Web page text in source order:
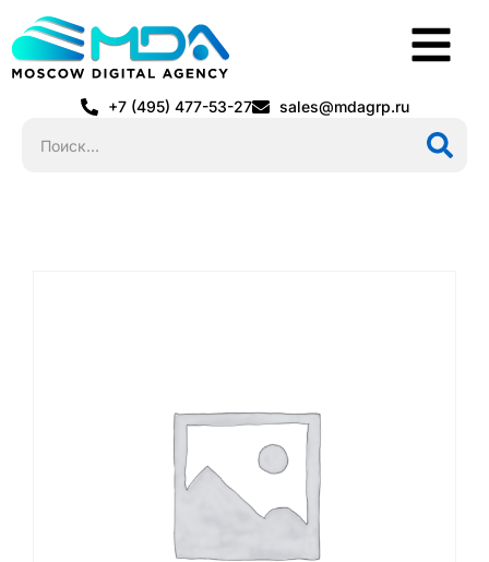
+7 (495) 477-53-27 sales@mdagrp.ru